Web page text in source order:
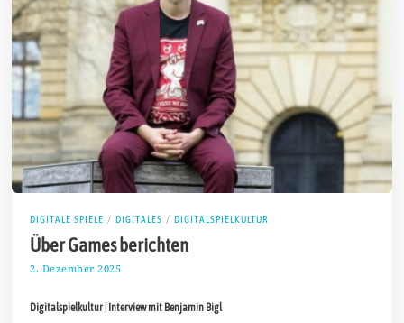
DIGITALE SPIELE / DIGITALES / DIGITALSPIELKULTUR
Über Games berichten
2. Dezember 2025
D
Digitalspielkultur | Interview mit Benjamin Bigl